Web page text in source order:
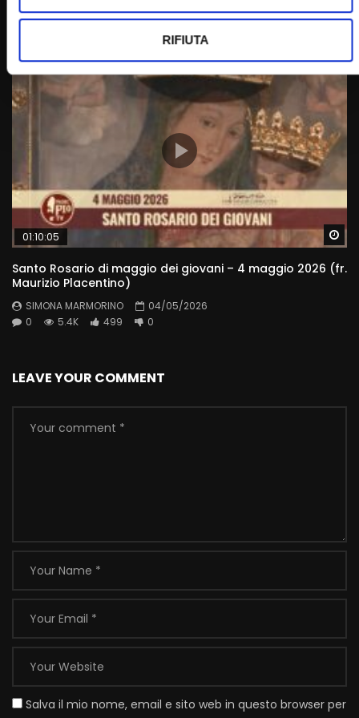
RIFIUTA
SIMONA MARMORINO
25/05/2026
01:10:05
Santo Rosario di maggio dei giovani – 4 maggio 2026 (fr.
Maurizio Placentino)
SIMONA MARMORINO
04/05/2026
0
5.4K 499 0
LEAVE YOUR COMMENT
Salva il mio nome, email e sito web in questo browser per